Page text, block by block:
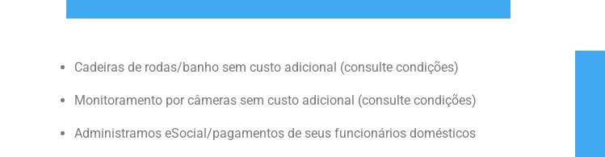
Cadeiras de rodas/banho sem custo adicional (consulte condições)
Monitoramento por câmeras sem custo adicional (consulte condições)
Administramos eSocial/pagamentos de seus funcionários domésticos